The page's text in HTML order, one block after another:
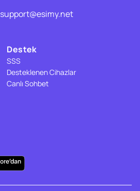
support@esimy.net
Destek
SSS
Desteklenen Cihazlar
Canlı Sohbet